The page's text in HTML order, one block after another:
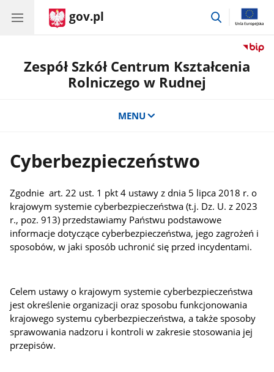
gov.pl
przejdź
Zespół Szkół Centrum Kształcenia
Rolniczego w Rudnej
MENU
Cyberbezpieczeństwo
Zgodnie art. 22 ust. 1 pkt 4 ustawy z dnia 5 lipca 2018 r. o
krajowym systemie cyberbezpieczeństwa (t.j. Dz. U. z 2023
r., poz. 913) przedstawiamy Państwu podstawowe
informacje dotyczące cyberbezpieczeństwa, jego zagrożeń i
sposobów, w jaki sposób uchronić się przed incydentami.
Celem ustawy o krajowym systemie cyberbezpieczeństwa
jest określenie organizacji oraz sposobu funkcjonowania
krajowego systemu cyberbezpieczeństwa, a także sposoby
sprawowania nadzoru i kontroli w zakresie stosowania jej
przepisów.